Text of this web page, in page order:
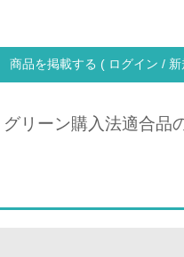
商品を掲載する ( ログイン / 新
グリーン購入法適合品